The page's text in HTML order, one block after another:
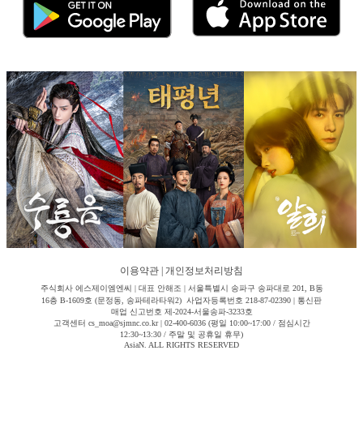
이용약관 개인정보처리방침
주식회사 에스제이엠엔씨 | 대표 안해조 | 서울특별시 송파구 송파대로 201, B동
16층 B-1609호 (문정동, 송파테라타워2) 사업자등록번호 218-87-02390 | 통신판
매업 신고번호 제-2024-서울송파-3233호
고객센터 cs_moa@sjmnc.co.kr | 02-400-6036 (평일 10:00~17:00 / 점심시간
12:30~13:30 / 주말 및 공휴일 휴무)
AsiaN. ALL RIGHTS RESERVED